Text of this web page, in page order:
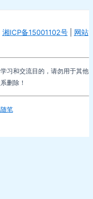
湘ICP备15001102号| 网站
习和交流目的，请勿用于其他
删除！
笔